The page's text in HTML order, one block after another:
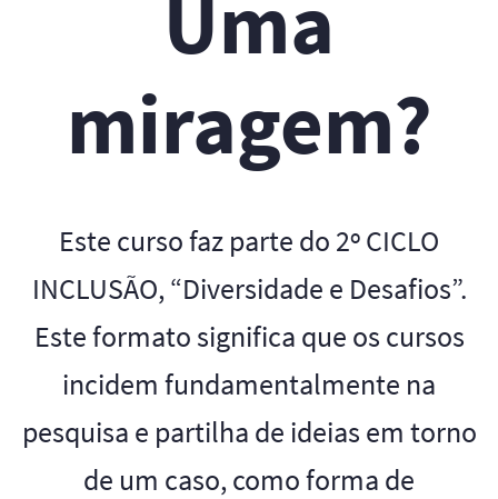
Uma
miragem?
Este curso faz parte do 2º CICLO
INCLUSÃO, “Diversidade e Desafios”.
Este formato significa que os cursos
incidem fundamentalmente na
pesquisa e partilha de ideias em torno
de um caso, como forma de